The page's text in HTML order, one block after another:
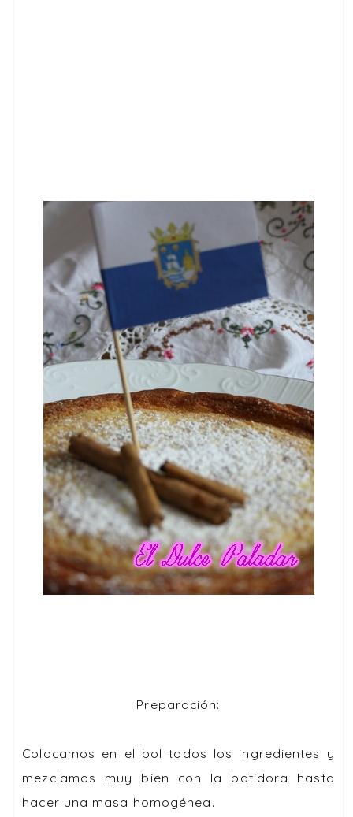
Preparación:
Colocamos en el bol todos los ingredientes y
mezclamos muy bien con la batidora hasta
hacer una masa homogénea.